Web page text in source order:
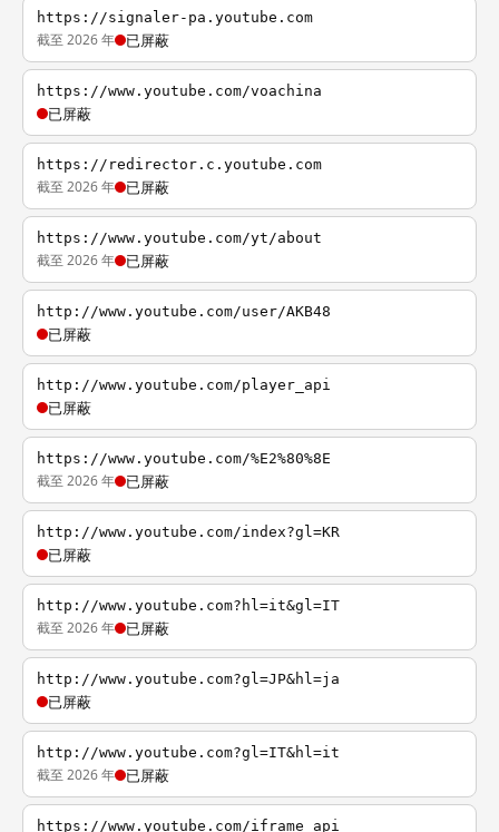
https://signaler-pa.youtube.com
截至 2026 年 已屏蔽
https://www.youtube.com/voachina
已屏蔽
https://redirector.c.youtube.com
截至 2026 年 已屏蔽
https://www.youtube.com/yt/about
截至 2026 年 已屏蔽
http://www.youtube.com/user/AKB48
已屏蔽
http://www.youtube.com/player_api
已屏蔽
https://www.youtube.com/%E2%80%8E
截至 2026 年 已屏蔽
http://www.youtube.com/index?gl=KR
已屏蔽
http://www.youtube.com?hl=it&gl=IT
截至 2026 年 已屏蔽
http://www.youtube.com?gl=JP&hl=ja
已屏蔽
http://www.youtube.com?gl=IT&hl=it
截至 2026 年 已屏蔽
https://www.youtube.com/iframe_api